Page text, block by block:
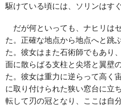
駆けている頃には、ソリンはす
だが何といっても、ナヒリは
た。正確な地点から地点へと跳
た。彼女はまた石術師でもあり
面に散らばる支柱と尖塔と翼壁
た。彼女は重力に逆らって高く
に取り付けられた狭い窓台に立
転して刃の冠となり、ここは自